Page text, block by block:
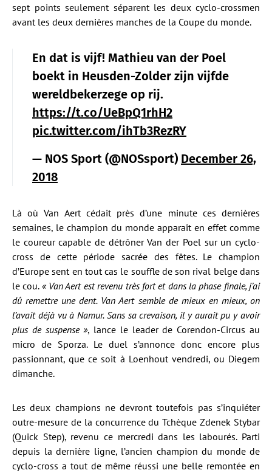
sept points seulement séparent les deux cyclo-crossmen
avant les deux dernières manches de la Coupe du monde.
En dat is vijf! Mathieu van der Poel
boekt in Heusden-Zolder zijn vijfde
wereldbekerzege op rij.
https://t.co/UeBpQ1rhH2
pic.twitter.com/ihTb3RezRY
— NOS Sport (@NOSsport) December 26,
2018
Là où Van Aert cédait près d’une minute ces dernières
semaines, le champion du monde apparaît en effet comme
le coureur capable de détrôner Van der Poel sur un cyclo-
cross de cette période sacrée des fêtes. Le champion
d’Europe sent en tout cas le souffle de son rival belge dans
le cou. « Van Aert est revenu très fort et dans la phase finale, j’ai
dû remettre une dent. Van Aert semble de mieux en mieux, on
l’avait déjà vu à Namur. Sans sa crevaison, il y aurait pu y avoir
plus de suspense », lance le leader de Corendon-Circus au
micro de Sporza. Le duel s’annonce donc encore plus
passionnant, que ce soit à Loenhout vendredi, ou Diegem
dimanche.
Les deux champions ne devront toutefois pas s’inquiéter
outre-mesure de la concurrence du Tchèque Zdenek Stybar
(Quick Step), revenu ce mercredi dans les labourés. Parti
depuis la dernière ligne, l’ancien champion du monde de
cyclo-cross a tout de même réussi une belle remontée en